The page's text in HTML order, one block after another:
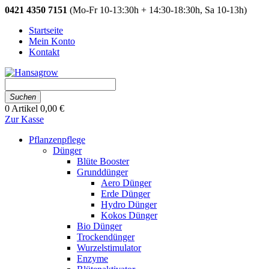
0421 4350 7151 (Mo-Fr 10-13:30h + 14:30-18:30h, Sa 10-13h)
Startseite
Mein Konto
Kontakt
Suchen
0 Artikel 0,00 €
Zur Kasse
Pflanzenpflege
Dünger
Blüte Booster
Grunddünger
Aero Dünger
Erde Dünger
Hydro Dünger
Kokos Dünger
Bio Dünger
Trockendünger
Wurzelstimulator
Enzyme